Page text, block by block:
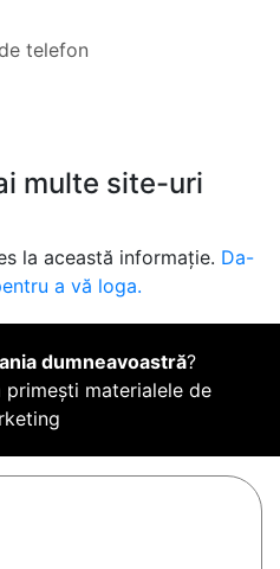
telefon
multe site-uri
la această informație. Da-
a vă loga.
dumneavoastră?
primești materialele de